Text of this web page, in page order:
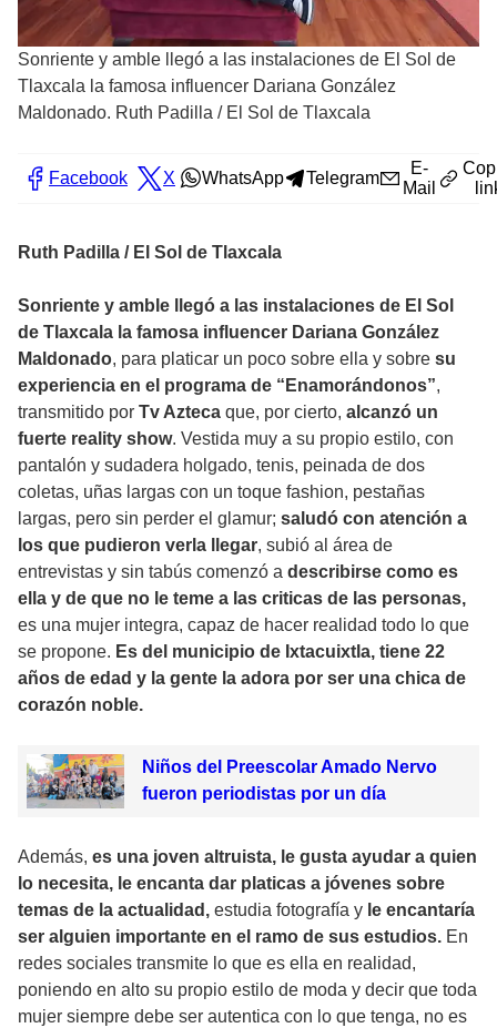
Sonriente y amble llegó a las instalaciones de El Sol de
Tlaxcala la famosa influencer Dariana González
Maldonado. Ruth Padilla / El Sol de Tlaxcala
Facebook X WhatsApp Telegram
E-
Mail
Ruth Padilla / El Sol de Tlaxcala
Sonriente y amble llegó a las instalaciones de El Sol
de Tlaxcala la famosa influencer Dariana González
Maldonado, para platicar un poco sobre ella y sobre su
experiencia en el programa de “Enamorándonos”,
transmitido por Tv Azteca que, por cierto, alcanzó un
fuerte reality show. Vestida muy a su propio estilo, con
pantalón y sudadera holgado, tenis, peinada de dos
coletas, uñas largas con un toque fashion, pestañas
largas, pero sin perder el glamur; saludó con atención a
los que pudieron verla llegar, subió al área de
entrevistas y sin tabús comenzó a describirse como es
ella y de que no le teme a las criticas de las personas,
es una mujer integra, capaz de hacer realidad todo lo que
se propone. Es del municipio de Ixtacuixtla, tiene 22
años de edad y la gente la adora por ser una chica de
corazón noble.
Niños del Preescolar Amado Nervo
fueron periodistas por un día
Además, es una joven altruista, le gusta ayudar a quien
lo necesita, le encanta dar platicas a jóvenes sobre
temas de la actualidad, estudia fotografía y le encantaría
ser alguien importante en el ramo de sus estudios. En
redes sociales transmite lo que es ella en realidad,
poniendo en alto su propio estilo de moda y decir que toda
mujer siempre debe ser autentica con lo que tenga, no es